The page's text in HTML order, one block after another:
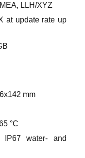
LLH/XYZ
at update rate up
mm
°C
IP67 water- and